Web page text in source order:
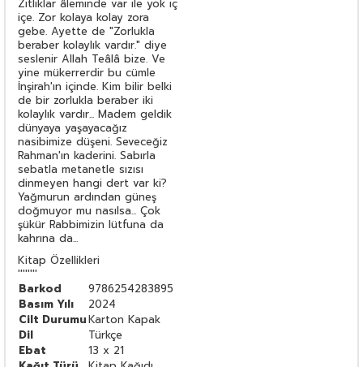
Zıtlıklar âleminde var ile yok iç
içe. Zor kolaya kolay zora
gebe. Ayette de "Zorlukla
beraber kolaylık vardır." diye
seslenir Allah Teâlâ bize. Ve
yine mükerrerdir bu cümle
İnşirah'ın içinde. Kim bilir belki
de bir zorlukla beraber iki
kolaylık vardır... Madem geldik
dünyaya yaşayacağız
nasibimize düşeni. Seveceğiz
Rahman'ın kaderini. Sabırla
sebatla metanetle sızısı
dinmeyen hangi dert var ki?
Yağmurun ardından güneş
doğmuyor mu nasılsa... Çok
şükür Rabbimizin lütfuna da
kahrına da...
Kitap Özellikleri
''''''''
Barkod
9786254283895
Basım Yılı
2024
Cilt DurumuKarton Kapak
Dil
Türkçe
Ebat
13 x 21